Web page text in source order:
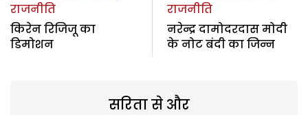
राजनीति
किरेन रिजिजू का
डिमोशन
राजनीति
नरेन्द्र दामोदरदास मोदी
के नोट बंदी का जिन्न
सरिता से और